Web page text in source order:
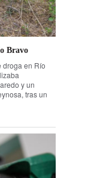
Bravo
droga en Río
y un
tras un